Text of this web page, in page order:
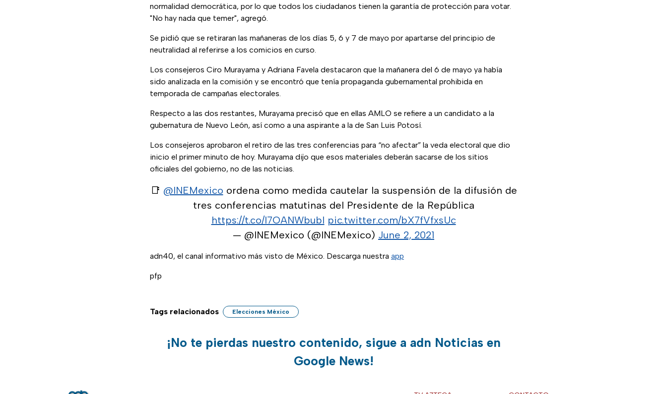
normalidad democrática, por lo que todos los ciudadanos tienen la garantía de protección para votar.
"No hay nada que temer", agregó.
Se pidió que se retiraran las mañaneras de los días 5, 6 y 7 de mayo por apartarse del principio de
neutralidad al referirse a los comicios en curso.
Los consejeros Ciro Murayama y Adriana Favela destacaron que la mañanera del 6 de mayo ya había
sido analizada en la comisión y se encontró que tenía propaganda gubernamental prohibida en
temporada de campañas electorales.
Respecto a las dos restantes, Murayama precisó que en ellas AMLO se refiere a un candidato a la
gubernatura de Nuevo León, así como a una aspirante a la de San Luis Potosí.
Los consejeros aprobaron el retiro de las tres conferencias para “no afectar” la veda electoral que dio
inicio el primer minuto de hoy. Murayama dijo que esos materiales deberán sacarse de los sitios
oficiales del gobierno, no de las noticias.
📑 @INEMexico ordena como medida cautelar la suspensión de la difusión de
tres conferencias matutinas del Presidente de la República
https://t.co/I7OANWbubI pic.twitter.com/bX7fVfxsUc
— @INEMexico (@INEMexico) June 2, 2021
adn40, el canal informativo más visto de México. Descarga nuestra app
pfp
Tags relacionados Elecciones México
¡No te pierdas nuestro contenido, sigue a adn Noticias en
Google News!